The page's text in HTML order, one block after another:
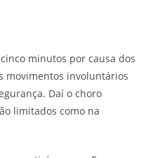
minutos por causa dos
movimentos involuntários
Daí o choro
limitados como na